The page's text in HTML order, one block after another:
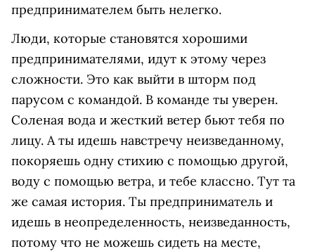
предпринимателем быть нелегко.
Люди, которые становятся хорошими
предпринимателями, идут к этому через
сложности. Это как выйти в шторм под
парусом с командой. В команде ты уверен.
Соленая вода и жесткий ветер бьют тебя по
лицу. А ты идешь навстречу неизведанному,
покоряешь одну стихию с помощью другой,
воду с помощью ветра, и тебе классно. Тут та
же самая история. Ты предприниматель и
идешь в неопределенность, неизведанность,
потому что не можешь сидеть на месте,